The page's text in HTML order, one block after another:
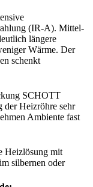
(IR-A). Mittel-
längere
Wärme. Der
schenkt
SCHOTT
Heizröhre sehr
Ambiente fast
Heizlösung mit
silbernen oder